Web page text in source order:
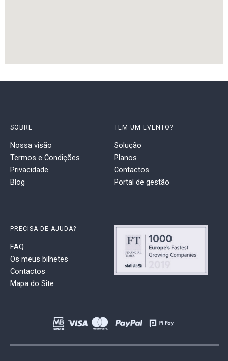
SOBRE
Nossa visão
Termos e Condições
Privacidade
Blog
TEM UM EVENTO?
Solução
Planos
Contactos
Portal de gestão
PRECISA DE AJUDA?
FAQ
Os meus bilhetes
Contactos
Mapa do Site